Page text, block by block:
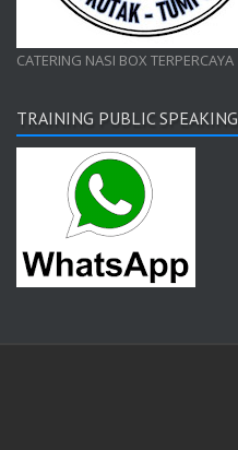
CATERING NASI BOX TERPERCAYA
TRAINING PUBLIC SPEAKING